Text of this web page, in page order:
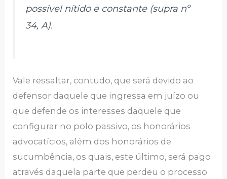
possível nítido e constante (supra nº
34, A).
Vale ressaltar, contudo, que será devido ao
defensor daquele que ingressa em juízo ou
que defende os interesses daquele que
configurar no polo passivo, os honorários
advocatícios, além dos honorários de
sucumbência, os quais, este último, será pago
através daquela parte que perdeu o processo